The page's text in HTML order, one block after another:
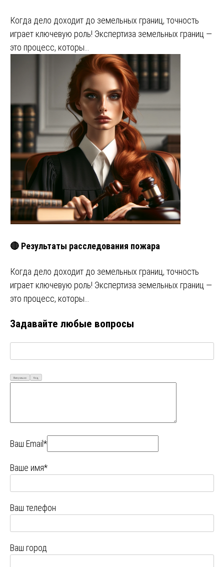
Когда дело доходит до земельных границ, точность
играет ключевую роль! Экспертиза земельных границ —
это процесс, которы…
🔴 Результаты расследования пожара
Когда дело доходит до земельных границ, точность
играет ключевую роль! Экспертиза земельных границ —
это процесс, которы…
Задавайте любые вопросы
Визуально Код
Ваш Email*
Ваше имя*
Ваш телефон
Ваш город